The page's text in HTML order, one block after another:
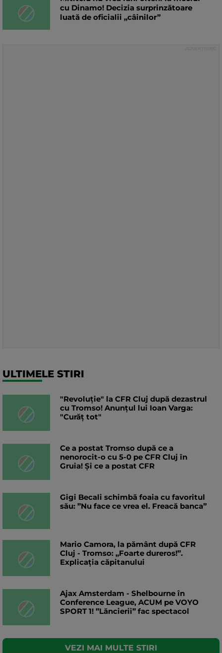
cu Dinamo! Decizia surprinzătoare
luată de oficialii „câinilor”
ULTIMELE STIRI
"Revoluție" la CFR Cluj după dezastrul
cu Tromso! Anunțul lui Ioan Varga:
"Curăț tot"
Ce a postat Tromso după ce a
nenorocit-o cu 5-0 pe CFR Cluj în
Gruia! Și ce a postat CFR
Gigi Becali schimbă foaia cu favoritul
său: ”Nu face ce vrea el. Freacă banca”
Mario Camora, la pământ după CFR
Cluj - Tromso: „Foarte dureros!”.
Explicația căpitanului
Ajax Amsterdam - Shelbourne în
Conference League, ACUM pe VOYO
SPORT 1! ”Lăncierii” fac spectacol
VEZI MAI MULTE STIRI